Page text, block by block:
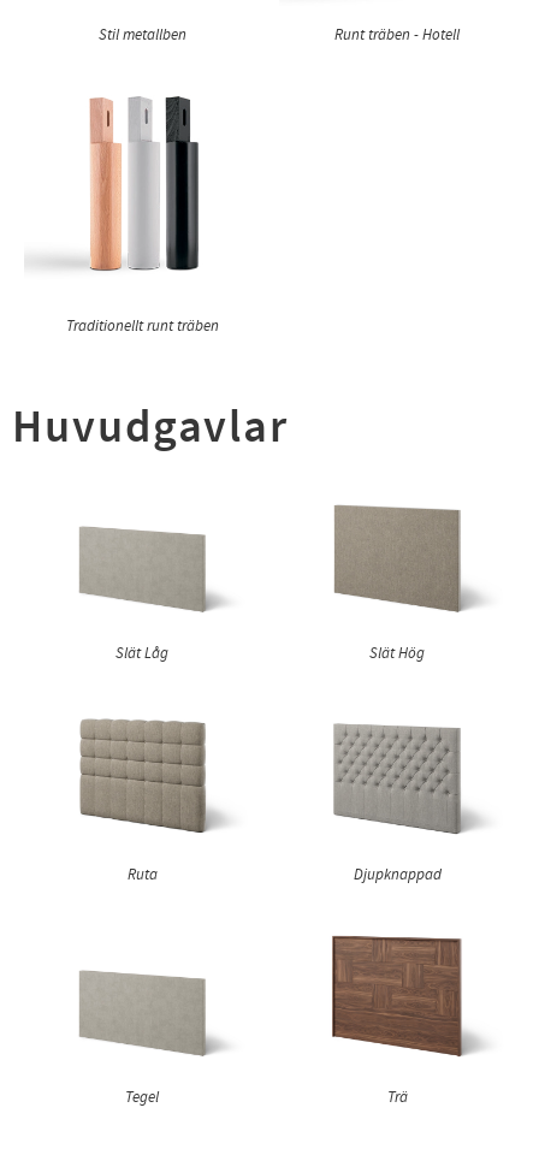
Stil metallben Runt träben - Hotell
Traditionellt runt träben
Huvudgavlar
Slät Låg Slät Hög
Ruta Djupknappad
Tegel Trä